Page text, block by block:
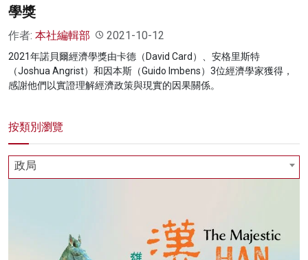
學獎
作者: 本社編輯部 2021-10-12
2021年諾貝爾經濟學獎由卡德（David Card）、安格里斯特
（Joshua Angrist）和因本斯（Guido Imbens）3位經濟學家獲得，
感謝他們以實證理解經濟政策與現實的因果關係。
按類別瀏覽
政局